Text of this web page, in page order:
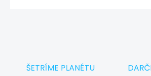
ŠETRÍME PLANÉTU